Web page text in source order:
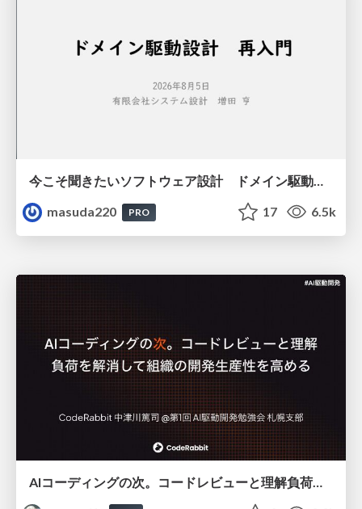
今こそ聞きたいソフトウェア設計 ドメイン駆動設計再入門
masuda220
PRO 17 6.5k